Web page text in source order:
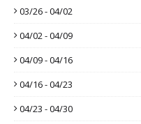
03/26 - 04/02
04/02 - 04/09
04/09 - 04/16
04/16 - 04/23
04/23 - 04/30